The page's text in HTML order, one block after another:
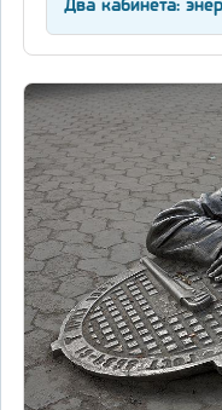
Два кабинета: